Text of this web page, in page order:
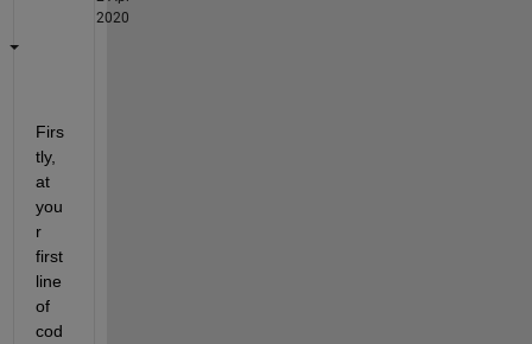
2020
Firs
tly,
at
you
r
first
line
of
cod